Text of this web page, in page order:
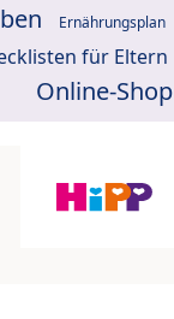
Ernährungsplan
für Eltern
Online-Shop